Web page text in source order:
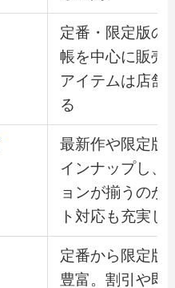
定番・限定版の
帳を中心に販売
アイテムは店舗
る
最新作や限定版
インナップし、
ョンが揃うのが
ト対応も充実し
定番から限定版
豊富。割引や即